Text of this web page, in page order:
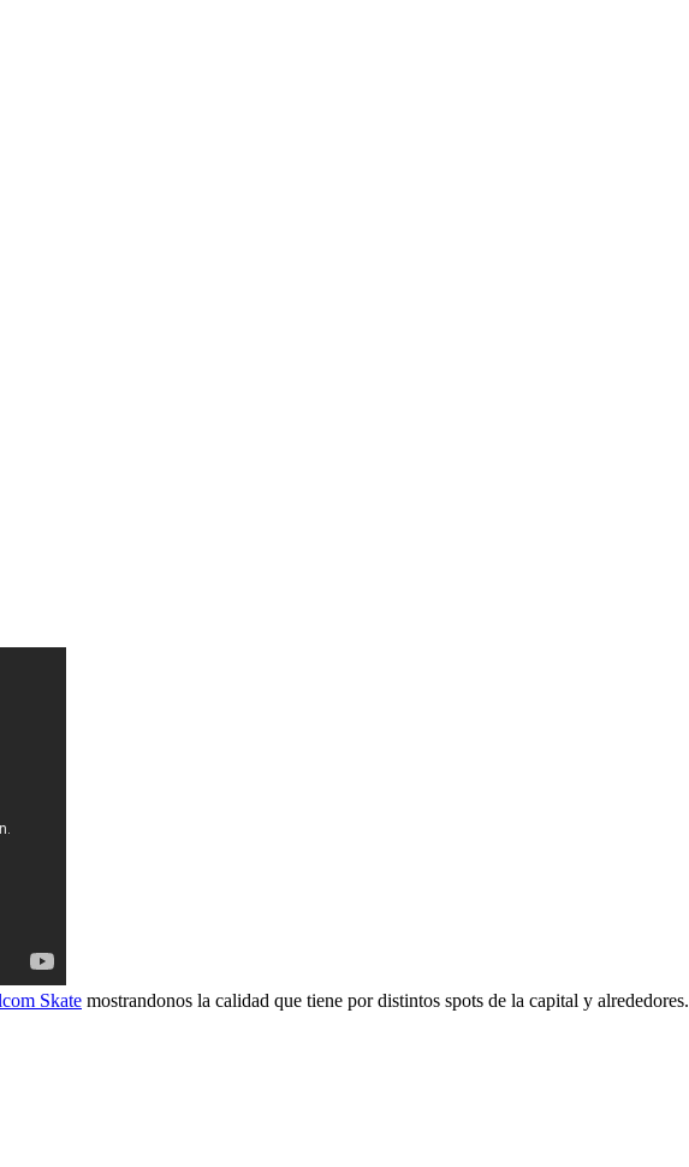
Skate mostrandonos la calidad que tiene por distintos spots de la capital y alrededores.